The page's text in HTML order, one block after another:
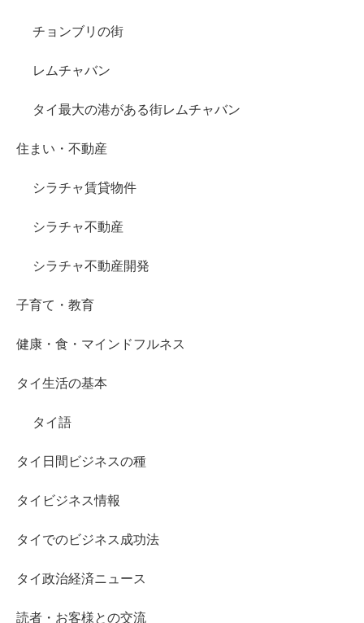
チョンブリの街
レムチャバン
タイ最大の港がある街レムチャバン
住まい・不動産
シラチャ賃貸物件
シラチャ不動産
シラチャ不動産開発
子育て・教育
健康・食・マインドフルネス
タイ生活の基本
タイ語
タイ日間ビジネスの種
タイビジネス情報
タイでのビジネス成功法
タイ政治経済ニュース
読者・お客様との交流